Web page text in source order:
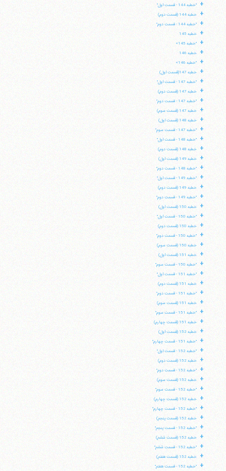
+ "خطبه 144 - قسمت اول"
+ خطبه 144 (قسمت دوم)
+ "خطبه 144 - قسمت دوم"
+ خطبه 145
+ "خطبه 145»
+ خطبه 146
+ "خطبه 146»
+ خطبه 147(قسمت اول)
+ "خطبه 147 - قسمت اول"
+ خطبه 147 (قسمت دوم)
+ "خطبه 147 - قسمت دوم"
+ خطبه 147 (قسمت سوم)
+ خطبه 148 (قسمت اول)
+ "خطبه 147 - قسمت سوم"
+ "خطبه 148 - قسمت اول"
+ خطبه 148 (قسمت دوم)
+ خطبه 149 (قسمت اول)
+ "خطبه 148 - قسمت دوم"
+ "خطبه 149 - قسمت اول"
+ خطبه 149 (قسمت دوم)
+ "خطبه 149 - قسمت دوم"
+ خطبه 150 (قسمت اول)
+ "خطبه 150 - قسمت اول"
+ خطبه 150 (قسمت دوم)
+ "خطبه 150 - قسمت دوم"
+ خطبه 150 (قسمت سوم)
+ خطبه 151 (قسمت اول)
+ "خطبه 150 - قسمت سوم"
+ "خطبه 151 - قسمت اول"
+ خطبه 151 (قسمت دوم)
+ "خطبه 151 - قسمت دوم"
+ خطبه 151 (قسمت سوم)
+ "خطبه 151 - قسمت سوم"
+ خطبه 151 (قسمت چهارم)
+ خطبه 152 (قسمت اول)
+ "خطبه 151 - قسمت چهارم"
+ "خطبه 152 - قسمت اول"
+ خطبه 152 (قسمت دوم)
+ "خطبه 152 - قسمت دوم"
+ خطبه 152 (قسمت سوم)
+ "خطبه 152 - قسمت سوم"
+ خطبه 152 (قسمت چهارم)
+ "خطبه 152 - قسمت چهارم"
+ خطبه 152 (قسمت پنجم)
+ "خطبه 152 - قسمت پنجم"
+ خطبه 152 (قسمت ششم)
+ "خطبه 152 - قسمت ششم"
+ خطبه 152 (قسمت هفتم)
+ "خطبه 152 - قسمت هفتم"